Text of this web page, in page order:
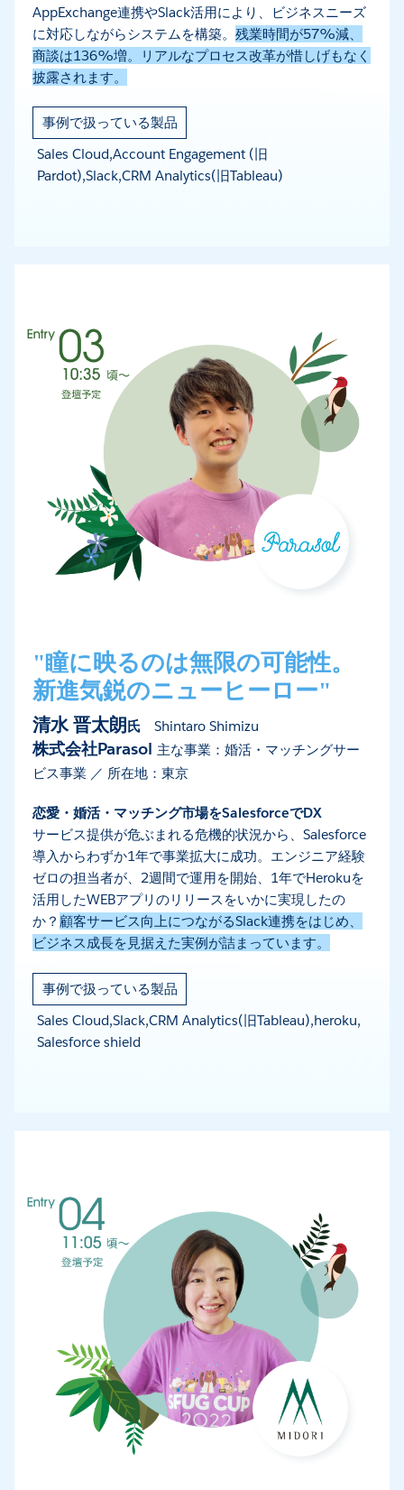
AppExchange連携やSlack活用により、ビジネスニーズ
に対応しながらシステムを構築。 残業時間が57%減、
商談は136%増。リアルなプロセス改革が惜しげもなく
披露されます。
事例で扱っている製品
Sales Cloud,Account Engagement (旧
Pardot),Slack,CRM Analytics(旧Tableau)
"瞳に映るのは無限の可能性。
新進気鋭のニューヒーロー"
清水 晋太朗氏 Shintaro Shimizu
株式会社Parasol 主な事業：婚活・マッチングサー
ビス事業 ／ 所在地：東京
恋愛・婚活・マッチング市場をSalesforceでDX
サービス提供が危ぶまれる危機的状況から、Salesforce
導入からわずか1年で事業拡大に成功。エンジニア経験
ゼロの担当者が、2週間で運用を開始、1年でHerokuを
活用したWEBアプリのリリースをいかに実現したの
か？ 顧客サービス向上につながるSlack連携をはじめ、
ビジネス成長を見据えた実例が詰まっています。
事例で扱っている製品
Sales Cloud,Slack,CRM Analytics(旧Tableau),heroku,
Salesforce shield